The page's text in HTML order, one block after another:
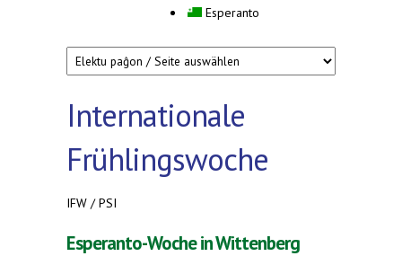
Esperanto
Internationale
Frühlingswoche
IFW / PSI
Esperanto-Woche in Wittenberg